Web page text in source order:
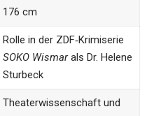
176 cm
Rolle in der ZDF‑Krimiserie
SOKO Wismarals Dr. Helene
Sturbeck
Theaterwissenschaft und